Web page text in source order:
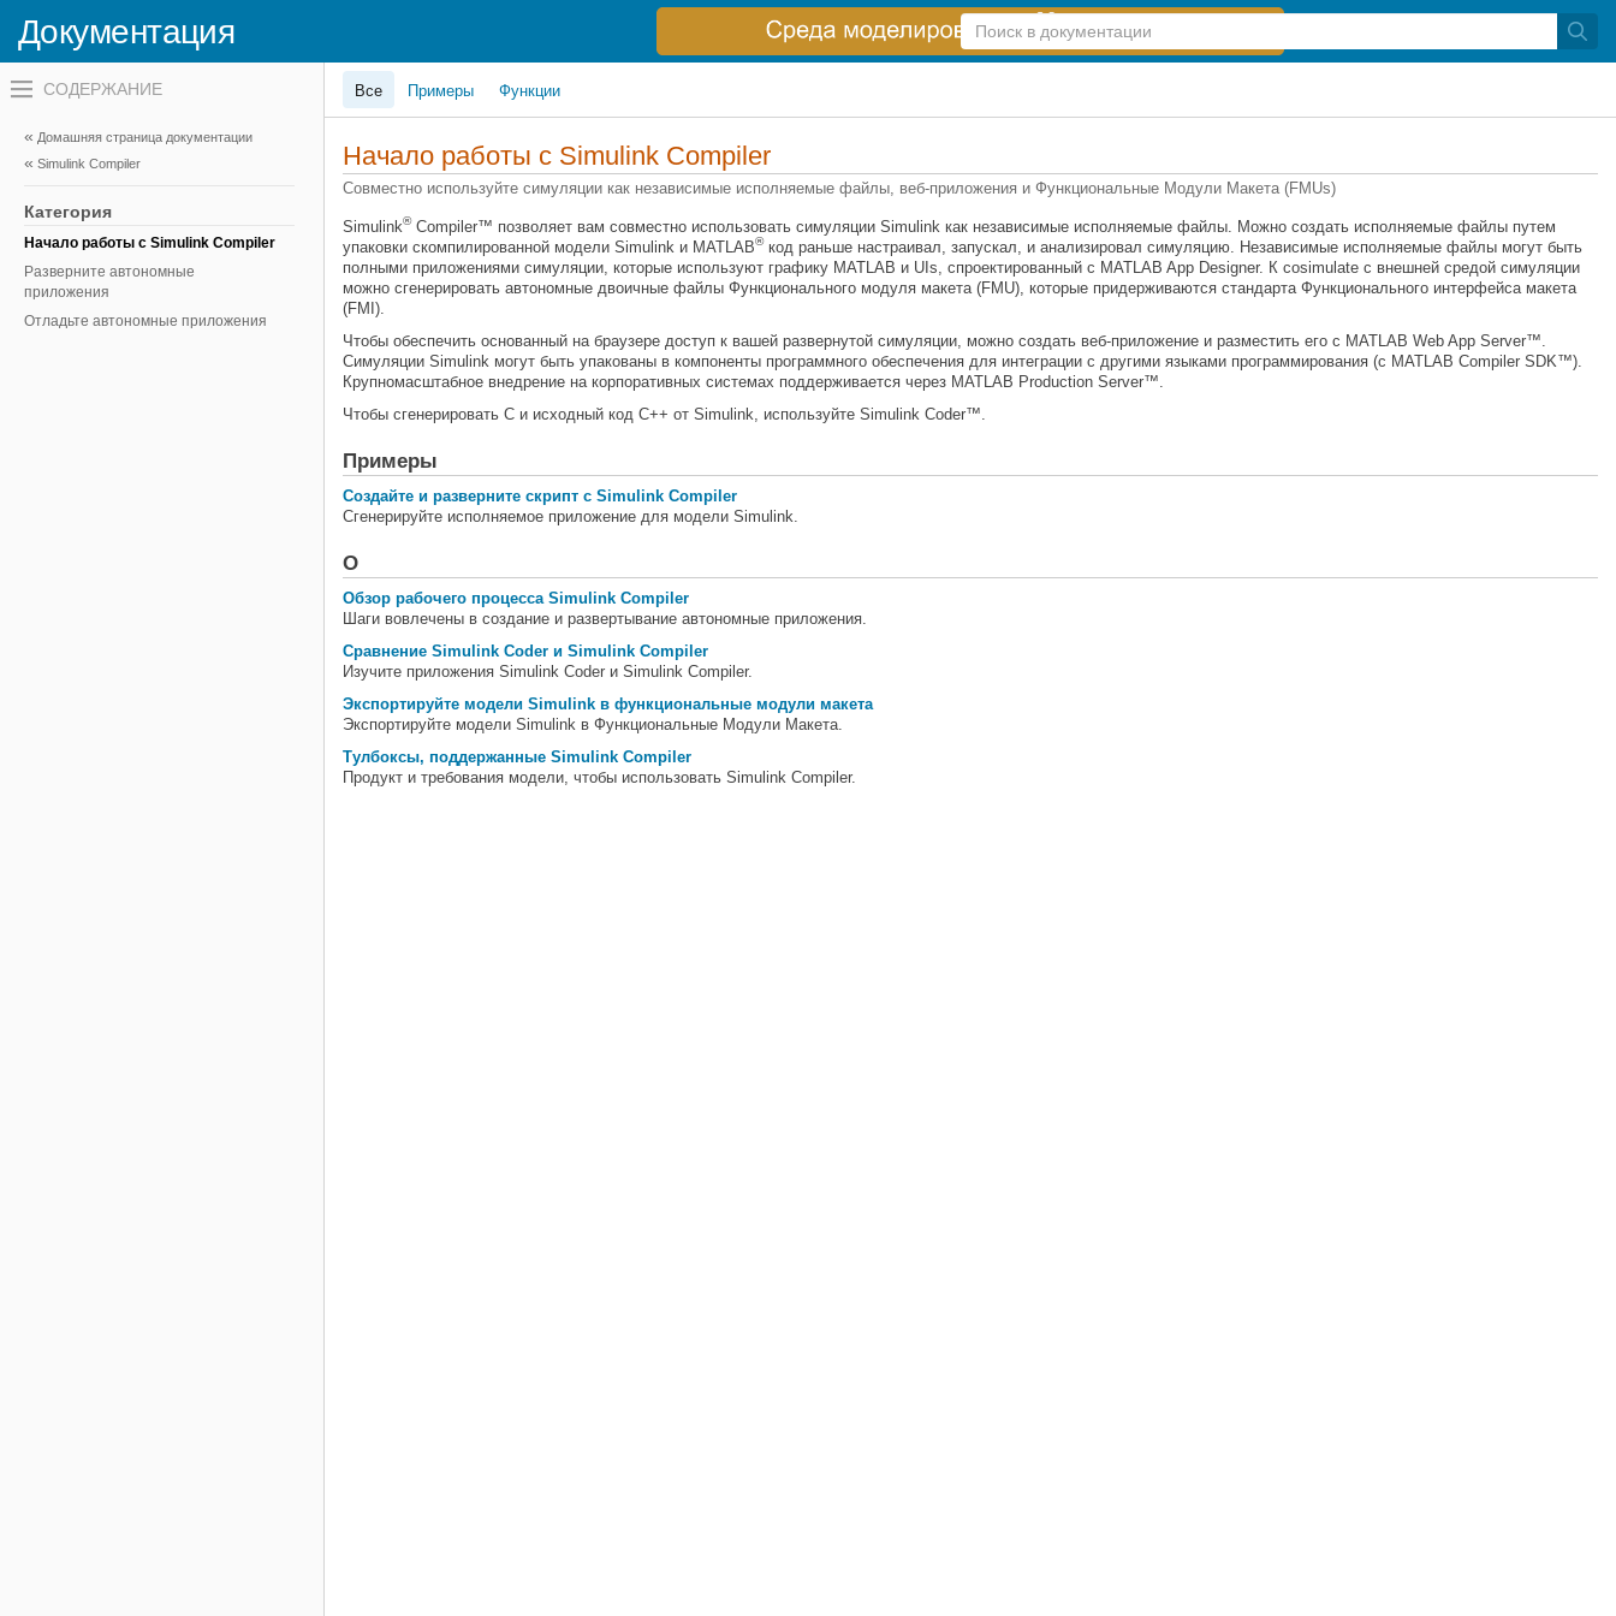
Документация
Справка
по
Переключатель
навигационного
вне
холста
переключатель
меню
вне
холста
Домашняя страница документации
Simulink Compiler
Категория
Начало работы с Simulink Compiler
Разверните автономные
приложения
Отладьте автономные приложения
Все Примеры Функции
Начало работы с Simulink Compiler
Совместно используйте симуляции как независимые исполняемые файлы, веб-приложения и Функциональные Модули Макета (FMUs)
Simulink®Compiler™ позволяет вам совместно использовать симуляции Simulink как независимые исполняемые файлы. Можно создать исполняемые файлы путем
упаковки скомпилированной модели Simulink и MATLAB®код раньше настраивал, запускал, и анализировал симуляцию. Независимые исполняемые файлы могут быть
полными приложениями симуляции, которые используют графику MATLAB и UIs, спроектированный с MATLAB App Designer. К cosimulate с внешней средой симуляции
можно сгенерировать автономные двоичные файлы Функционального модуля макета (FMU), которые придерживаются стандарта Функционального интерфейса макета
(FMI).
Чтобы обеспечить основанный на браузере доступ к вашей развернутой симуляции, можно создать веб-приложение и разместить его с MATLAB Web App Server™.
Симуляции Simulink могут быть упакованы в компоненты программного обеспечения для интеграции с другими языками программирования (с MATLAB Compiler SDK™).
Крупномасштабное внедрение на корпоративных системах поддерживается через MATLAB Production Server™.
Чтобы сгенерировать C и исходный код C++ от Simulink, используйте Simulink Coder™.
Примеры
Создайте и разверните скрипт с Simulink Compiler
Сгенерируйте исполняемое приложение для модели Simulink.
О
Обзор рабочего процесса Simulink Compiler
Шаги вовлечены в создание и развертывание автономные приложения.
Сравнение Simulink Coder и Simulink Compiler
Изучите приложения Simulink Coder и Simulink Compiler.
Экспортируйте модели Simulink в функциональные модули макета
Экспортируйте модели Simulink в Функциональные Модули Макета.
Тулбоксы, поддержанные Simulink Compiler
Продукт и требования модели, чтобы использовать Simulink Compiler.